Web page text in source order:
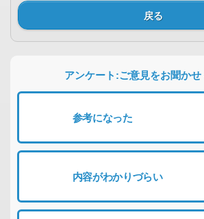
戻る
アンケート:ご意見をお聞かせ
参考になった
内容がわかりづらい